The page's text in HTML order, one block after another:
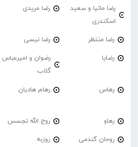
رضا ماتیا و سعید
اسکندری
رضا مریدی
رضا منتظر رضا نیسی
رضایا
رضوان و امیرعباس
گلاب
رهاس رهام هادیان
رهاو روح الله تجسس
روحان گندمی روزبه